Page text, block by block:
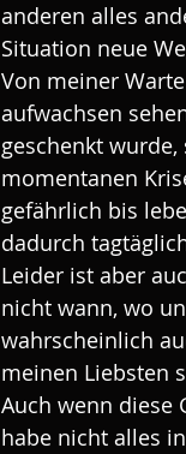
anderen alles
Situation neue
Von meiner
aufwachsen
geschenkt
momentanen
gefährlich bis
dadurch
Leider ist aber
nicht wann, wo
wahrscheinlich
meinen Liebsten
Auch wenn diese
habe nicht alles